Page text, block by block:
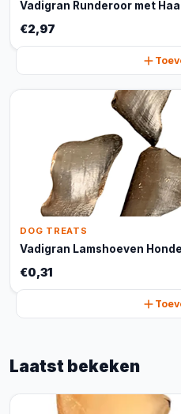
Vadigran Runderoor met
€2,97
DOG TREATS
Vadigran Lamshoeven
€0,31
Laatst bekeken